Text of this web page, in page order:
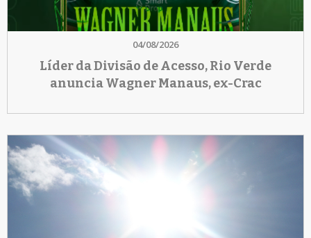
04/08/2026
Líder da Divisão de Acesso, Rio Verde
anuncia Wagner Manaus, ex-Crac